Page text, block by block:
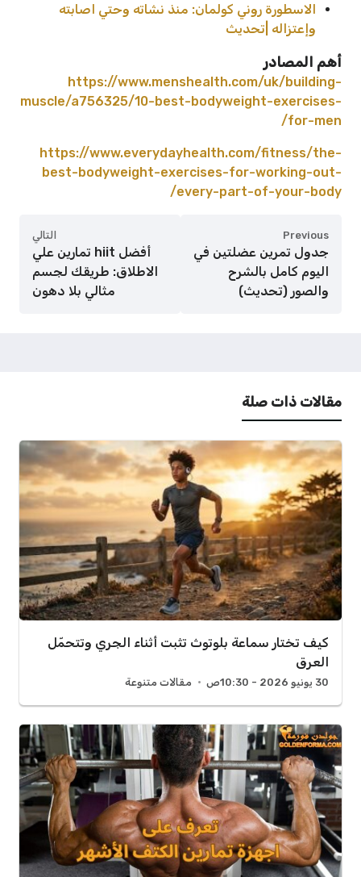
الاسطورة روني كولمان: منذ نشاته وحتي اصابته
وإعتزاله |تحديث
أهم المصادر
https://www.menshealth.com/uk/building-
muscle/a756325/10-best-bodyweight-exercises-
for-men/
https://www.everydayhealth.com/fitness/the-
best-bodyweight-exercises-for-working-out-
every-part-of-your-body/
Previous
جدول تمرين عضلتين في
اليوم كامل بالشرح
والصور (تحديث)
التالي
أفضل hiit تمارين علي
الاطلاق: طريقك لجسم
مثالي بلا دهون
مقالات ذات صلة
كيف تختار سماعة بلوتوث تثبت أثناء الجري وتتحمّل
العرق
30 يونيو 2026 - 10:30ص مقالات متنوعة